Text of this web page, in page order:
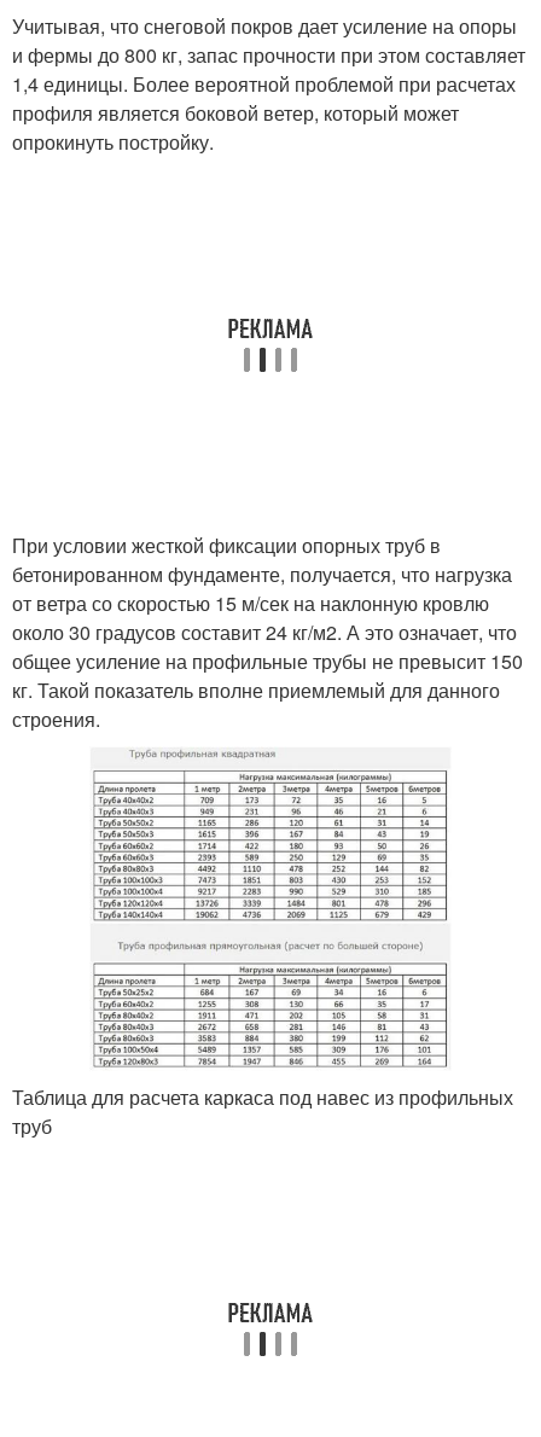
Учитывая, что снеговой покров дает усиление на опоры
и фермы до 800 кг, запас прочности при этом составляет
1,4 единицы. Более вероятной проблемой при расчетах
профиля является боковой ветер, который может
опрокинуть постройку.
При условии жесткой фиксации опорных труб в
бетонированном фундаменте, получается, что нагрузка
от ветра со скоростью 15 м/сек на наклонную кровлю
около 30 градусов составит 24 кг/м2. А это означает, что
общее усиление на профильные трубы не превысит 150
кг. Такой показатель вполне приемлемый для данного
строения.
Таблица для расчета каркаса под навес из профильных
труб